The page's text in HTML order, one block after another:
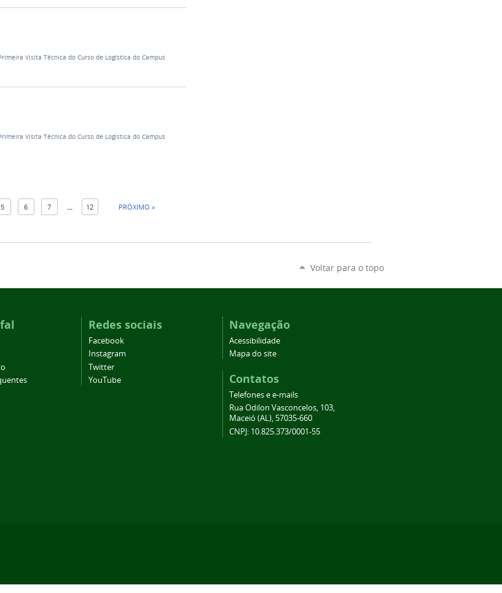
Visita Técnica do Curso de Logística do Campus
Visita Técnica do Curso de Logística do Campus
5 6 7 12 PRÓXIMO »
Voltar para o topo
Redes sociais
Facebook
Instagram
Twitter
YouTube
Navegação
Acessibilidade
Mapa do site
Contatos
Telefones e e-mails
Rua Odilon Vasconcelos, 103,
Maceió (AL), 57035-660
CNPJ: 10.825.373/0001-55